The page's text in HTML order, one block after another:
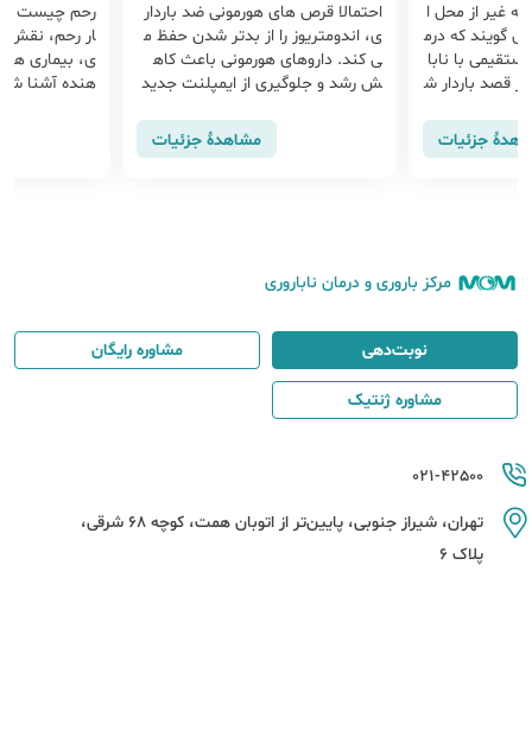
غیر از محل ا
گویند که درم
با نابا
قصد باردار ش
جزئیات
احتمالا قرص های هورمونی ضد باردار
ی، اندومتریوز را از بدتر شدن حفظ م
ی کند. داروهای هورمونی باعث کاه
ش رشد و جلوگیری از ایمپلنت جدید
شدید آندومتریوز، برداشتن رحم( هی
سترکتومی) و هر دو تخمدان به عنوان
مشاهدهٔ جزئیات
رحم چیست و
ار رحم، نقش
ی، بیماری‌
هنده آشنا
مرکز باروری و درمان ناباروری
021-42500
تهران، شیراز جنوبی، پایین‌تر از اتوبان همت، کوچه 68 شرقی،
پلاک 6
نوبت‌دهی مشاوره رایگان
مشاوره ژنتیک